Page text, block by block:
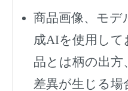
商品画像、モデ
成AIを使用し
品とは柄の出方
差異が生じる